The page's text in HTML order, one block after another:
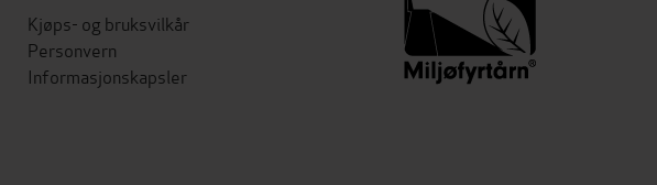
Kjøps- og bruksvilkår
Personvern
Informasjonskapsler